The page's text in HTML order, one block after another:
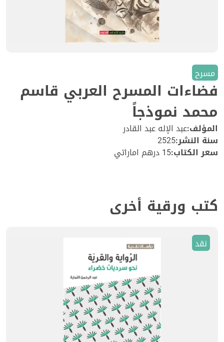
مسرح
فضاءات المسرح العربي قاسم
محمد نموذجاً
المؤلف:عبد الإله عبد القادر
سنة النشر:2525
سعر الكتاب:15 درهم اماراتي
كتب ورقية أخرى
نقد